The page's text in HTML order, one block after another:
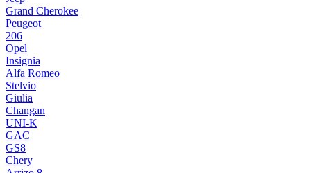
Grand Cherokee
Peugeot
206
Opel
Insignia
Alfa Romeo
Stelvio
Giulia
Changan
UNI-K
GAC
GS8
Chery